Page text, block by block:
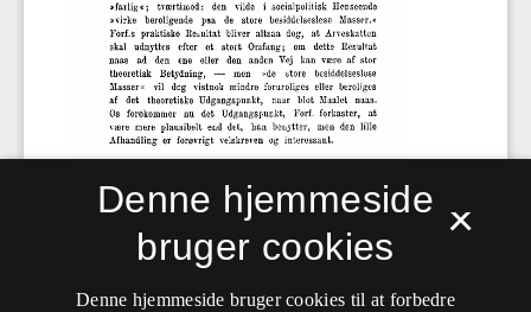
×
Denne hjemmeside
bruger cookies
Denne hjemmeside bruger cookies til at forbedre